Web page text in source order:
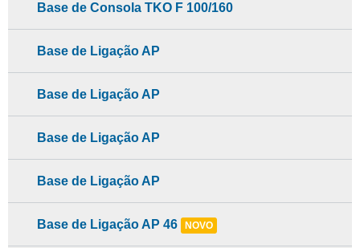
Base de Consola TKO F 100/160
Base de Ligação AP
Base de Ligação AP
Base de Ligação AP
Base de Ligação AP
Base de Ligação AP 46 NOVO